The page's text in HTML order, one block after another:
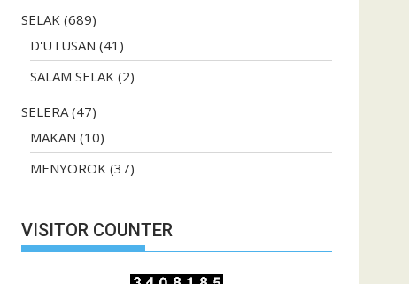
SELAK (689)
D'UTUSAN (41)
SALAM SELAK (2)
SELERA(47)
MAKAN (10)
MENYOROK (37)
VISITOR COUNTER